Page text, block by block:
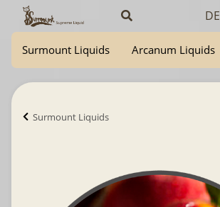
DE
Surmount Liquids Arcanum Liquids
Surmount Liquids